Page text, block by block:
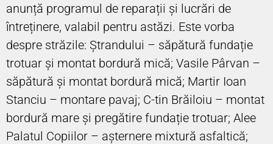
anunță programul de reparații și lucrări de
întreținere, valabil pentru astăzi. Este vorba
despre străzile: Ștrandului – săpătură fundație
trotuar și montat bordură mică; Vasile Pârvan –
săpătură și montat bordură mică; Martir Ioan
Stanciu – montare pavaj; C-tin Brăiloiu – montat
bordură mare și pregătire fundație trotuar; Alee
Palatul Copiilor – așternere mixtură asfaltică;